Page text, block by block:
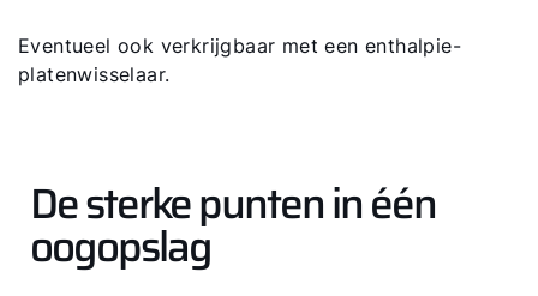
Eventueel ook verkrijgbaar met een enthalpie-
platenwisselaar.
De sterke punten in één
oogopslag
Service App